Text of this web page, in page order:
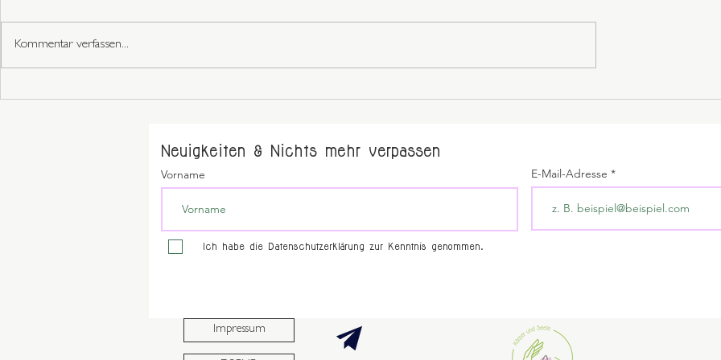
Kommentar verfassen...
Neuigkeiten & Nichts mehr verpassen
Vorname
Ich habe die Datenschutzerklärung zur Kenntnis genommen.
E-Mail-Adresse
Impressum